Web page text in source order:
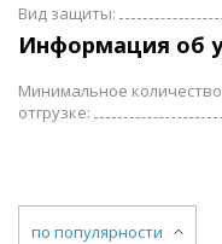
Вид защиты:
Информация об
Минимальное
отгрузке:
по популярности